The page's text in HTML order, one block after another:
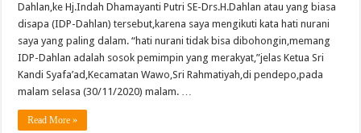
Dahlan,ke Hj.Indah Dhamayanti Putri SE-Drs.H.Dahlan atau yang biasa
disapa (IDP-Dahlan) tersebut,karena saya mengikuti kata hati nurani
saya yang paling dalam. “hati nurani tidak bisa dibohongin,memang
IDP-Dahlan adalah sosok pemimpin yang merakyat,”jelas Ketua Sri
Kandi Syafa’ad,Kecamatan Wawo,Sri Rahmatiyah,di pendepo,pada
malam selasa (30/11/2020) malam. …
Read More »